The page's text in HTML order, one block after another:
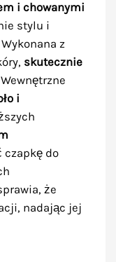
i chowanymi
stylu i
z
skutecznie
Wewnętrzne
i
czapkę do
że
nadając jej